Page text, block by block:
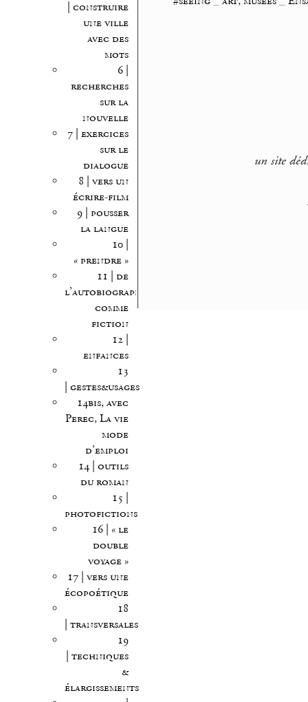
| construire
une ville
avec des
mots
6 |
recherches
sur la
nouvelle
7 | exercices
sur le
dialogue
8 | vers un
écrire-film
9 | pousser
la langue
10 |
« prendre »
11 | de
l’autobiographie
comme
fiction
12 |
enfances
13
| gestes&usages
14bis, avec
Perec, La vie
mode
d’emploi
14 | outils
du roman
15 |
photofictions
16 | « le
double
voyage »
17 | vers une
écopoétique
18
| transversales
19
| techniques
&
élargissements
un site